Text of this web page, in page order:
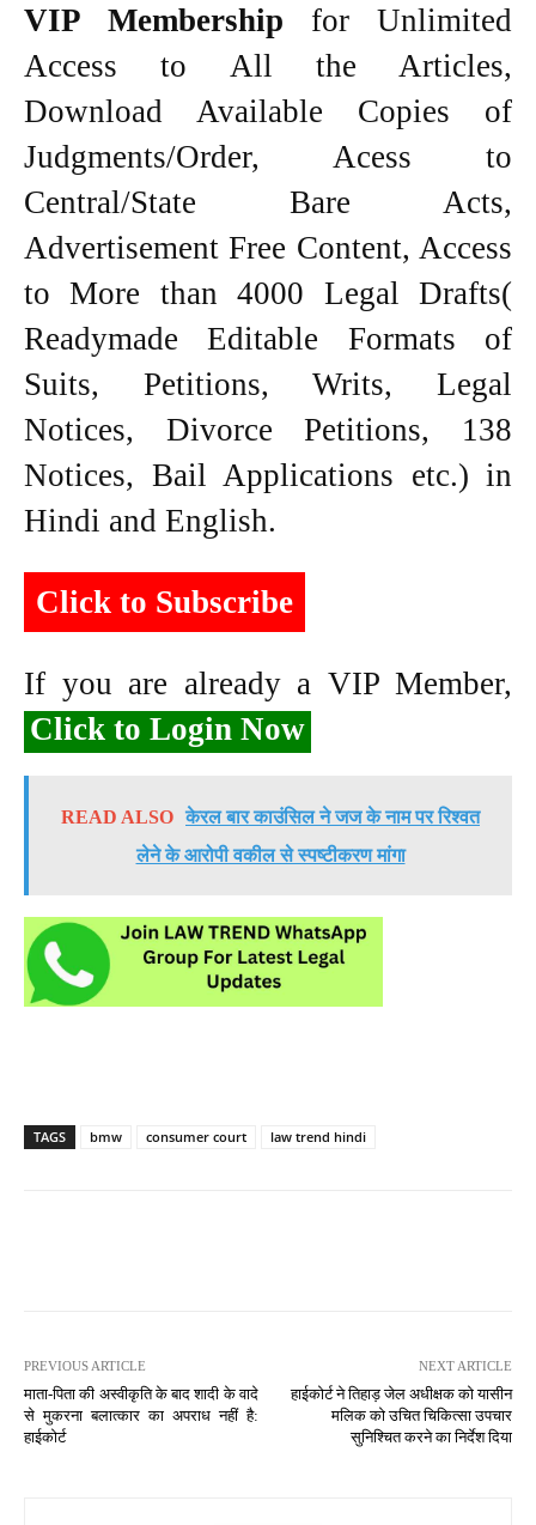
VIP Membership for Unlimited
Access to All the Articles,
Download Available Copies of
Judgments/Order, Acess to
Central/State Bare Acts,
Advertisement Free Content, Access
to More than 4000 Legal Drafts(
Readymade Editable Formats of
Suits, Petitions, Writs, Legal
Notices, Divorce Petitions, 138
Notices, Bail Applications etc.) in
Hindi and English.
Click to Subscribe
If you are already a VIP Member,
Click to Login Now
READ ALSO केरल बार काउंसिल ने जज के नाम पर रिश्वत
लेने के आरोपी वकील से स्पष्टीकरण मांगा
TAGS bmw consumer court law trend hindi
PREVIOUS ARTICLE
माता-पिता की अस्वीकृति के बाद शादी के वादे
से मुकरना बलात्कार का अपराध नहीं है:
हाईकोर्ट
NEXT ARTICLE
हाईकोर्ट ने तिहाड़ जेल अधीक्षक को यासीन
मलिक को उचित चिकित्सा उपचार
सुनिश्चित करने का निर्देश दिया